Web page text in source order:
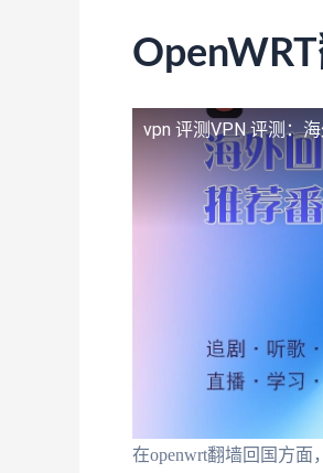
vpn 评测VPN 评测：
在openwrt翻墙回国方面